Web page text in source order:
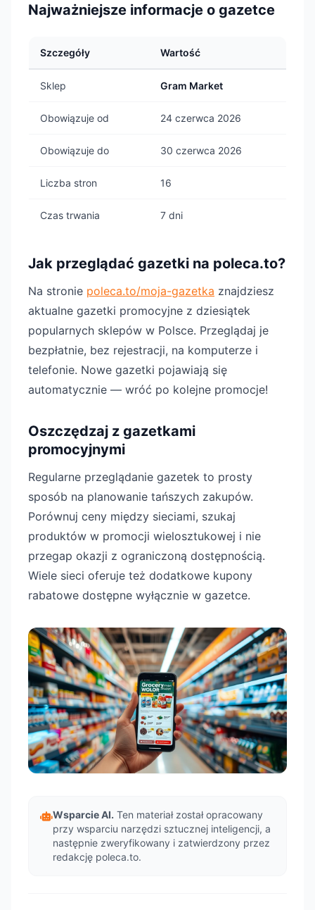
Najważniejsze informacje o gazetce
Szczegóły Wartość
Sklep Gram Market
Obowiązuje od 24 czerwca 2026
Obowiązuje do 30 czerwca 2026
Liczba stron 16
Czas trwania 7 dni
Jak przeglądać gazetki na poleca.to?
Na stronie poleca.to/moja-gazetka znajdziesz
aktualne gazetki promocyjne z dziesiątek
popularnych sklepów w Polsce. Przeglądaj je
bezpłatnie, bez rejestracji, na komputerze i
telefonie. Nowe gazetki pojawiają się
automatycznie — wróć po kolejne promocje!
Oszczędzaj z gazetkami
promocyjnymi
Regularne przeglądanie gazetek to prosty
sposób na planowanie tańszych zakupów.
Porównuj ceny między sieciami, szukaj
produktów w promocji wielosztukowej i nie
przegap okazji z ograniczoną dostępnością.
Wiele sieci oferuje też dodatkowe kupony
rabatowe dostępne wyłącznie w gazetce.
Wsparcie AI. Ten materiał został opracowany
przy wsparciu narzędzi sztucznej inteligencji, a
następnie zweryfikowany i zatwierdzony przez
redakcję poleca.to.